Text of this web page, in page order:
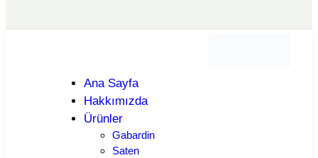
Ana Sayfa
Hakkımızda
Ürünler
Gabardin
Saten